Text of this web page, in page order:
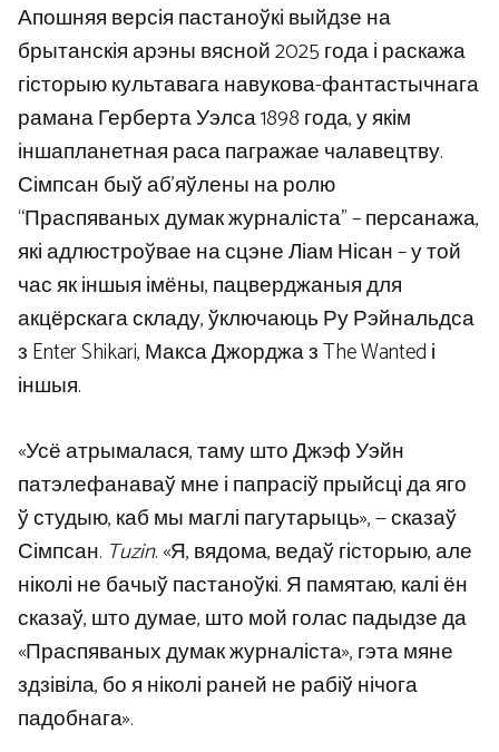
Апошняя версія пастаноўкі выйдзе на
брытанскія арэны вясной 2025 года і раскажа
гісторыю культавага навукова-фантастычнага
рамана Герберта Уэлса 1898 года, у якім
іншапланетная раса пагражае чалавецтву.
Сімпсан быў аб’яўлены на ролю
“Праспяваных думак журналіста” – персанажа,
які адлюстроўвае на сцэне Ліам Нісан – у той
час як іншыя імёны, пацверджаныя для
акцёрскага складу, ўключаюць Ру Рэйнальдса
з Enter Shikari, Макса Джорджа з The Wanted і
іншыя.
«Усё атрымалася, таму што Джэф Уэйн
патэлефанаваў мне і папрасіў прыйсці да яго
ў студыю, каб мы маглі пагутарыць», — сказаў
Сімпсан. Tuzin. «Я, вядома, ведаў гісторыю, але
ніколі не бачыў пастаноўкі. Я памятаю, калі ён
сказаў, што думае, што мой голас падыдзе да
«Праспяваных думак журналіста», гэта мяне
здзівіла, бо я ніколі раней не рабіў нічога
падобнага».